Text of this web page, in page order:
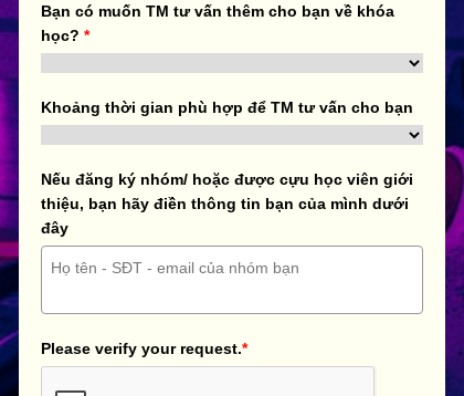
Bạn có muốn TM tư vấn thêm cho bạn về khóa
học? *
Khoảng thời gian phù hợp để TM tư vấn cho bạn
Nếu đăng ký nhóm/ hoặc được cựu học viên giới
thiệu, bạn hãy điền thông tin bạn của mình dưới
đây
Please verify your request.*